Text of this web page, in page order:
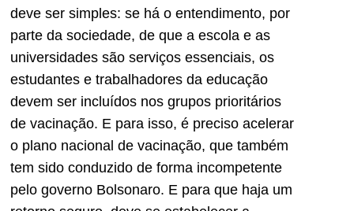
deve ser simples: se há o entendimento, por
parte da sociedade, de que a escola e as
universidades são serviços essenciais, os
estudantes e trabalhadores da educação
devem ser incluídos nos grupos prioritários
de vacinação. E para isso, é preciso acelerar
o plano nacional de vacinação, que também
tem sido conduzido de forma incompetente
pelo governo Bolsonaro. E para que haja um